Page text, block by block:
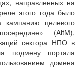
направленных на
этого года было
кампанию целевого
(AitM),
сектора НПО в
подмену портала
домена